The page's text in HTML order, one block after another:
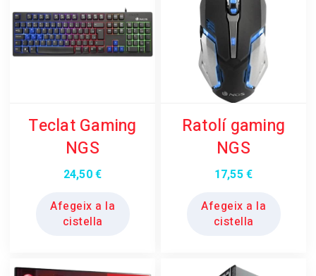
Teclat Gaming
NGS
24,50€
Afegeix a la
cistella
Ratolí gaming
NGS
17,55€
Afegeix a la
cistella